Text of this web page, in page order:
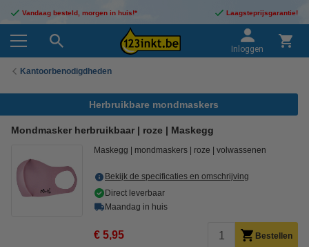
Vandaag besteld, morgen in huis!* Laagsteprijsgarantie!
Inloggen
Kantoorbenodigdheden
Herbruikbare mondmaskers
Mondmasker herbruikbaar | roze | Maskegg
Maskegg mondmaskers roze volwassenen
Bekijk de specificaties en omschrijving
Direct leverbaar
Maandag in huis
€ 5,95 Bestellen